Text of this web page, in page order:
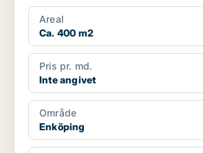
Areal
Ca. 400 m2
Pris pr. md.
Inte angivet
Område
Enköping